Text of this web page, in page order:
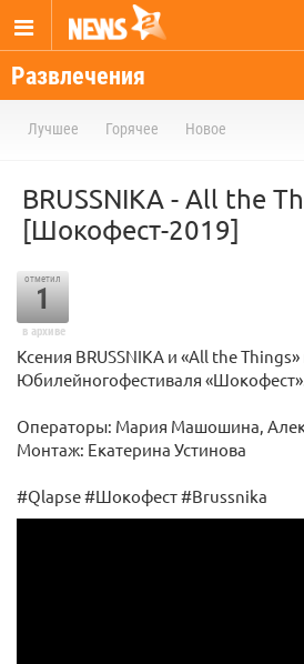
Развлечения
Лучшее Горячее Новое
BRUSSNIKA - All the
[Шокофест-2019]
отметил
1
в архиве
Ксения BRUSSNIKA и «All the
Юбилейногофестиваля
Операторы: Мария Машошина,
Монтаж: Екатерина Устинова
#Qlapse #Шокофест #Brussnika